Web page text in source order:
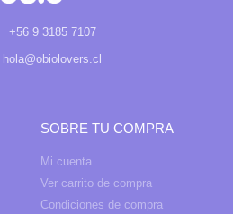
+56 9 3185 7107
hola@obiolovers.cl
SOBRE TU COMPRA
Mi cuenta
Ver carrito de compra
Condiciones de compra